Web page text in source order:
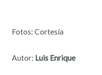
Fotos: Cortesía
Autor: Luis Enrique